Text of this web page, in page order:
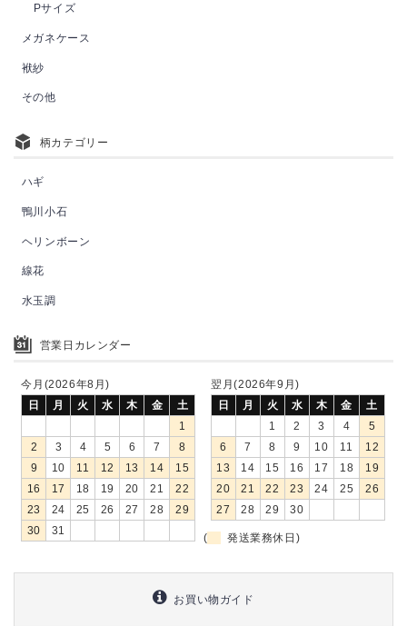
Pサイズ
メガネケース
袱紗
その他
柄カテゴリー
ハギ
鴨川小石
ヘリンボーン
線花
水玉調
営業日カレンダー
今月(2026年8月)
日
月 火 水 木 金
土
1
2
3 4 5 6 7
8
9
10 11 12 13 14
15
16
17 18 19 20 21
22
23
24 25 26 27 28
29
30
31
翌月(2026年9月)
日
月 火 水 木 金
土
1
2 3 4
5
6
7 8 9 10 11
12
13
14 15 16 17 18
19
20
21 22 23 24 25
26
27
28 29 30
( 発送業務休日)
お買い物ガイド